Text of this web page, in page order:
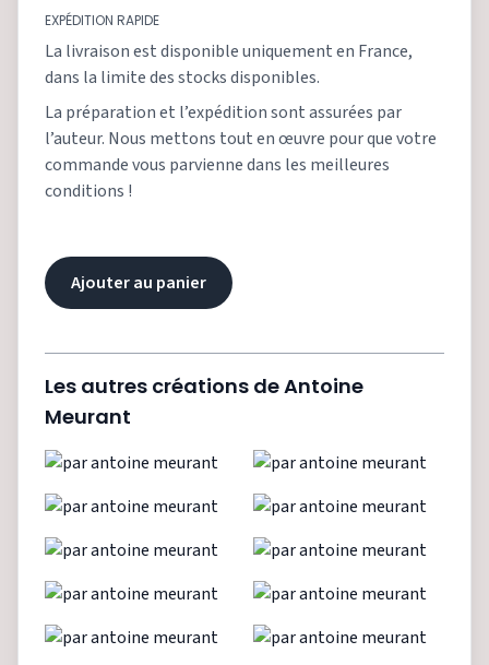
EXPÉDITION RAPIDE
La livraison est disponible uniquement en France,
dans la limite des stocks disponibles.
La préparation et l’expédition sont assurées par
l’auteur. Nous mettons tout en œuvre pour que votre
commande vous parvienne dans les meilleures
conditions !
Ajouter au panier
Les autres créations deAntoine
Meurant